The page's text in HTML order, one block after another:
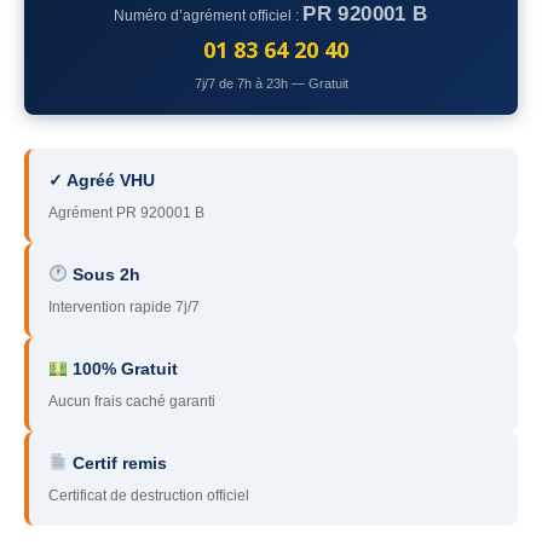
– Yvelines
– Hauts-de-Seine
93– Seine-Saint-Denis
94 – Val-de-Marne
95– Val d’Oise
91 – Essonne
– Yonne
60 – Oise
45 – Loiret
Numéro d’agrément officiel : PR 920001 B
01 83 64 20 40
7j/7 de 7h à 23h — Gratuit
✓ Agréé VHU
Agrément PR 920001 B
Sous 2h
Intervention rapide 7j/7
100% Gratuit
Aucun frais caché garanti
Certif remis
Certificat de destruction officiel